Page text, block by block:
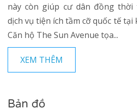
này còn giúp cư dân đồng
dịch vụ tiện ích tầm cỡ quốc tế
Căn hộ The Sun Avenue tọa...
XEM THÊM
Bản đồ